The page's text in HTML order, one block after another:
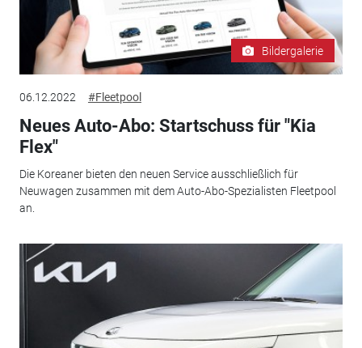
Bildergalerie
06.12.2022 #Fleetpool
Neues Auto-Abo: Startschuss für "Kia
Flex"
Die Koreaner bieten den neuen Service ausschließlich für
Neuwagen zusammen mit dem Auto-Abo-Spezialisten Fleetpool
an.